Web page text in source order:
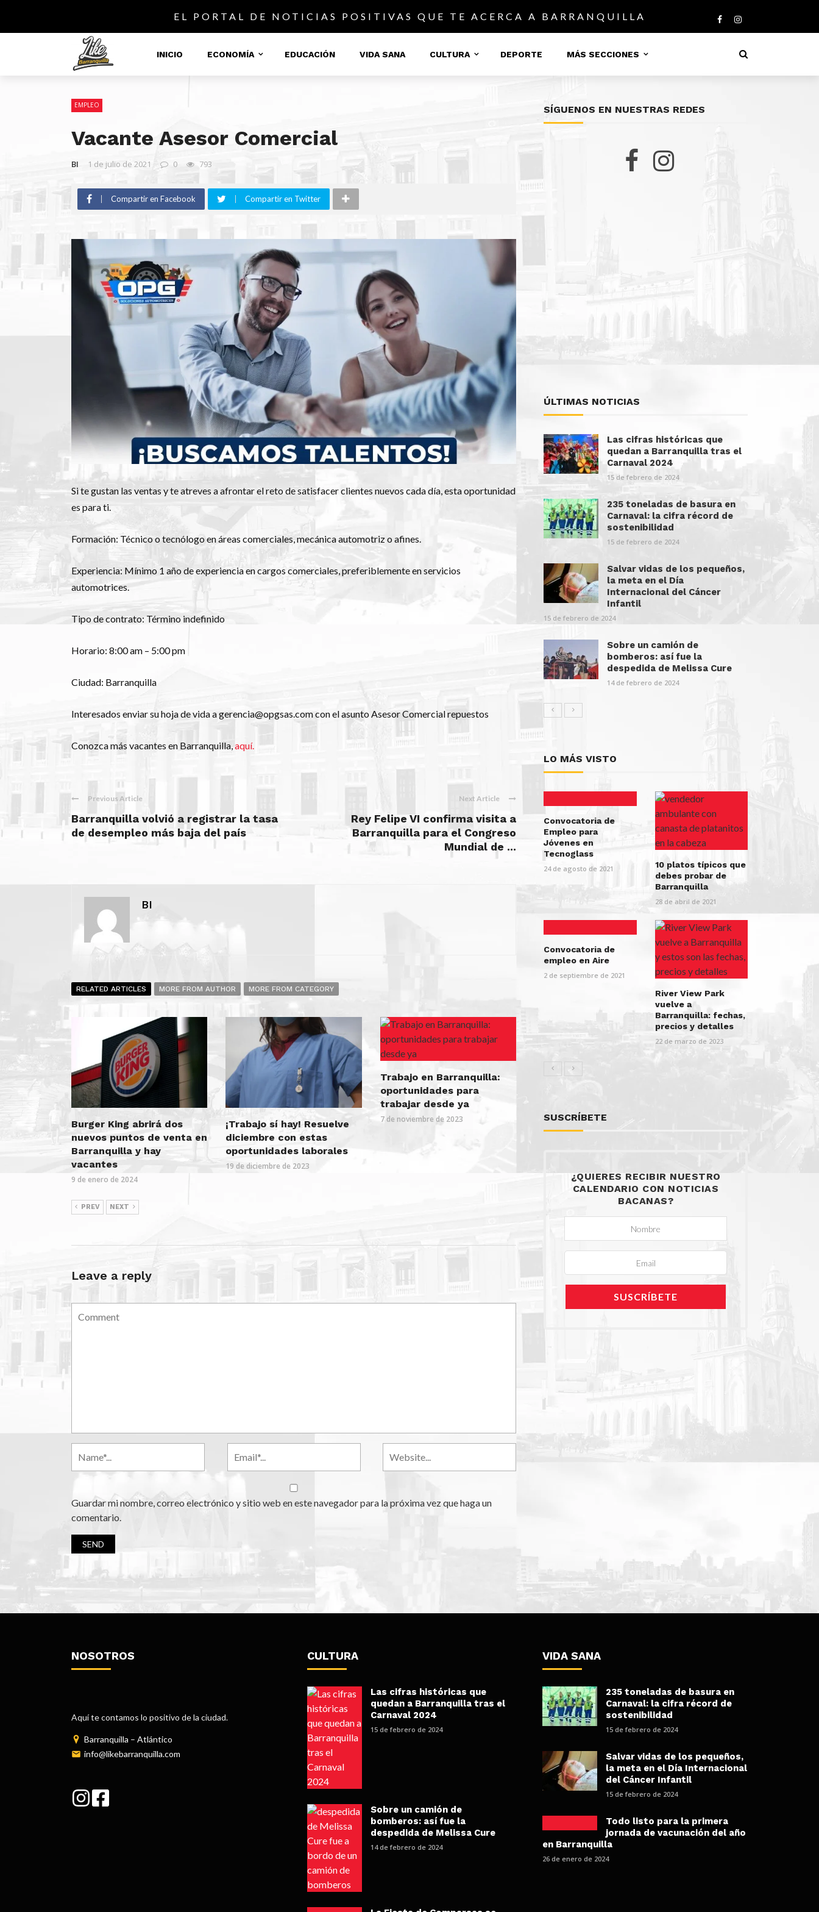
EL PORTAL DE NOTICIAS POSITIVAS QUE TE ACERCA A BARRANQUILLA
INICIO ECONOMÍA EDUCACIÓN VIDA SANA CULTURA DEPORTE MÁS SECCIONES
EMPLEO
Vacante Asesor Comercial
BI 1 de julio de 2021 0 793
Compartir en Facebook Compartir en Twitter
Si te gustan las ventas y te atreves a afrontar el reto de satisfacer clientes nuevos cada día, esta oportunidad
es para ti.
Formación: Técnico o tecnólogo en áreas comerciales, mecánica automotriz o afines.
Experiencia: Mínimo 1 año de experiencia en cargos comerciales, preferiblemente en servicios
automotrices.
Tipo de contrato: Término indefinido
Horario: 8:00 am – 5:00 pm
Ciudad: Barranquilla
Interesados enviar su hoja de vida a gerencia@opgsas.com con el asunto Asesor Comercial repuestos
Conozca más vacantes en Barranquilla,aquí.
Previous Article
Barranquilla volvió a registrar la tasa
de desempleo más baja del país
Next Article
Rey Felipe VI confirma visita a
Barranquilla para el Congreso
Mundial de ...
BI
RELATED ARTICLES MORE FROM AUTHOR MORE FROM CATEGORY
Burger King abrirá dos
nuevos puntos de venta en
Barranquilla y hay
vacantes
9 de enero de 2024
¡Trabajo sí hay! Resuelve
diciembre con estas
oportunidades laborales
19 de diciembre de 2023
Trabajo en Barranquilla:
oportunidades para
trabajar desde ya
7 de noviembre de 2023
PREV NEXT
Leave a reply
Guardar mi nombre, correo electrónico y sitio web en este navegador para la próxima vez que haga un
comentario.
SÍGUENOS EN NUESTRAS REDES
ÚLTIMAS NOTICIAS
Las cifras históricas que
quedan a Barranquilla tras el
Carnaval 2024
15 de febrero de 2024
235 toneladas de basura en
Carnaval: la cifra récord de
sostenibilidad
15 de febrero de 2024
Salvar vidas de los pequeños,
la meta en el Día
Internacional del Cáncer
Infantil
15 de febrero de 2024
Sobre un camión de
bomberos: así fue la
despedida de Melissa Cure
14 de febrero de 2024
LO MÁS VISTO
Convocatoria de
Empleo para
Jóvenes en
Tecnoglass
24 de agosto de 2021
10 platos típicos que
debes probar de
Barranquilla
28 de abril de 2021
Convocatoria de
empleo en Aire
2 de septiembre de 2021
River View Park
vuelve a
Barranquilla: fechas,
precios y detalles
22 de marzo de 2023
SUSCRÍBETE
¿QUIERES RECIBIR NUESTRO
CALENDARIO CON NOTICIAS
BACANAS?
NOSOTROS
Aquí te contamos lo positivo de la ciudad.
Barranquilla – Atlántico
info@likebarranquilla.com
CULTURA
Las cifras históricas que
quedan a Barranquilla tras el
Carnaval 2024
15 de febrero de 2024
Sobre un camión de
bomberos: así fue la
despedida de Melissa Cure
14 de febrero de 2024
VIDA SANA
235 toneladas de basura en
Carnaval: la cifra récord de
sostenibilidad
15 de febrero de 2024
Salvar vidas de los pequeños,
la meta en el Día Internacional
del Cáncer Infantil
15 de febrero de 2024
Todo listo para la primera
jornada de vacunación del año
en Barranquilla
26 de enero de 2024